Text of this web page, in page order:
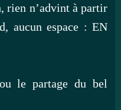
rien n’advint à partir
aucun espace : EN
le partage du bel